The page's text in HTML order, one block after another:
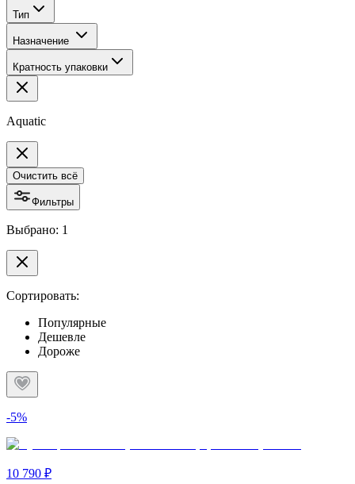
Тип
Назначение
Кратность упаковки
Aquatic
Очистить всё
Фильтры
Выбрано: 1
Сортировать:
Популярные
Дешевле
Дороже
-5%
10 790 ₽